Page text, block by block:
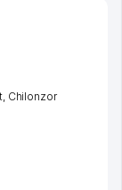
, Chilonzor